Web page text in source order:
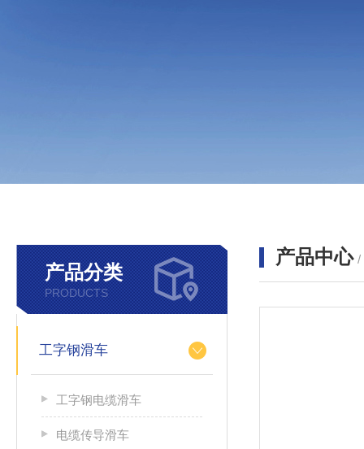
产品分类
PRODUCTS
工字钢滑车
工字钢电缆滑车
电缆传导滑车
产品中心 /